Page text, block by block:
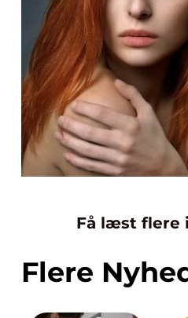
Få læst flere
Flere